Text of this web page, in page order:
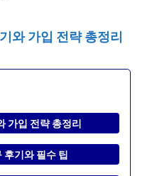
와 가입 전략 총정리
가입 전략 총정리
후기와 필수 팁